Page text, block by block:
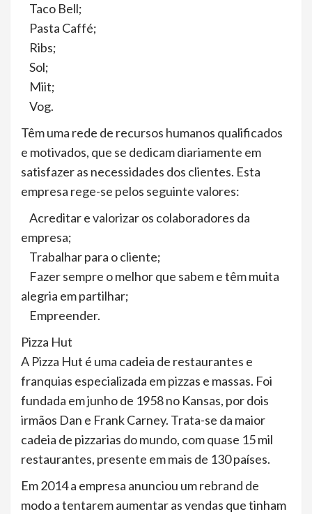
Taco Bell;
Pasta Caffé;
Ribs;
Sol;
Miit;
Vog.
Têm uma rede de recursos humanos qualificados
e motivados, que se dedicam diariamente em
satisfazer as necessidades dos clientes. Esta
empresa rege-se pelos seguinte valores:
Acreditar e valorizar os colaboradores da
empresa;
Trabalhar para o cliente;
Fazer sempre o melhor que sabem e têm muita
alegria em partilhar;
Empreender.
Pizza Hut
A Pizza Hut é uma cadeia de restaurantes e
franquias especializada em pizzas e massas. Foi
fundada em junho de 1958 no Kansas, por dois
irmãos Dan e Frank Carney. Trata-se da maior
cadeia de pizzarias do mundo, com quase 15 mil
restaurantes, presente em mais de 130 países.
Em 2014 a empresa anunciou um rebrand de
modo a tentarem aumentar as vendas que tinham